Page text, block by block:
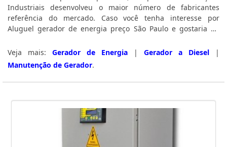
Industriais desenvolveu o maior número de fabricantes
referência do mercado. Caso você tenha interesse por
Aluguel gerador de energia preço São Paulo e gostaria de
empresas logo a seguir:
Veja mais: Gerador de Energia | Gerador a Diesel |
Manutenção de Gerador.